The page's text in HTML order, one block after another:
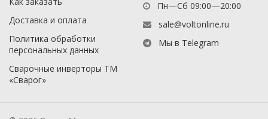
Доставка и оплата
Политика обработки
персональных данных
Сварочные инверторы ТМ
«Сварог»
Пн—Сб 09:00—20:00
sale@voltonline.ru
Мы в Telegram